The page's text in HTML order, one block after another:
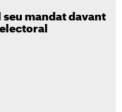
seu mandat davant